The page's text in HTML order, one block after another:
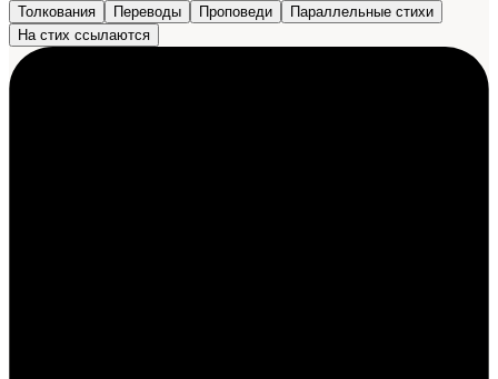
Толкования Переводы Проповеди
Параллельные стихи
На стих ссылаются